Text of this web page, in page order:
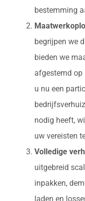
bestemming
begrijpen we
bieden we
afgestemd op
u nu een
nodig heeft,
uw vereisten
Volledige
uitgebreid
inpakken,
laden en